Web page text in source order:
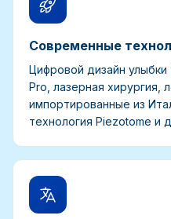
Современные
Цифровой дизайн улыбки
Pro, лазерная хирургия,
импортированные из
технология Piezotome и